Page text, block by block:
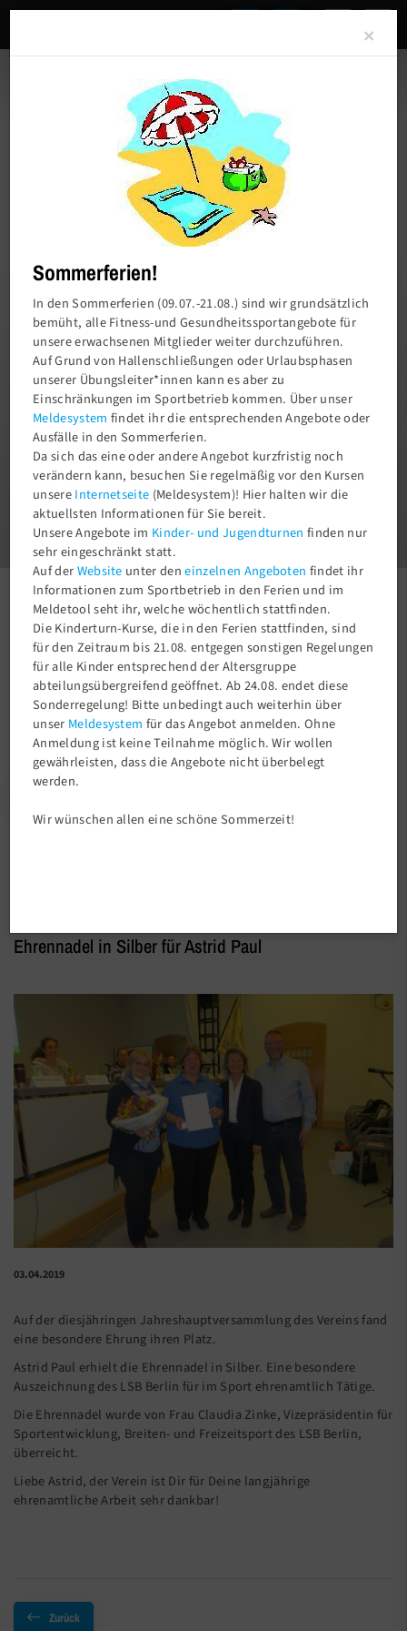
Charlottenburger Turn- und Sportverein von
1858 e.V.
1 3
Aktuelles Newsroom Ehrennadel in Silber für Astrid Paul
Ehrennadel in Silber für Astrid Paul
03.04.2019
Auf der diesjähringen Jahreshauptversammlung des Vereins fand
eine besondere Ehrung ihren Platz.
Astrid Paul erhielt die Ehrennadel in Silber. Eine besondere
Auszeichnung des LSB Berlin für im Sport ehrenamtlich Tätige.
Die Ehrennadel wurde von Frau Claudia Zinke, Vizepräsidentin für
Sportentwicklung, Breiten- und Freizeitsport des LSB Berlin,
überreicht.
Liebe Astrid, der Verein ist Dir für Deine langjährige
ehrenamtliche Arbeit sehr dankbar!
Zurück
×
Sommerferien!
In den Sommerferien (09.07.-21.08.) sind wir grundsätzlich
bemüht, alle Fitness-und Gesundheitssportangebote für
unsere erwachsenen Mitglieder weiter durchzuführen.
Auf Grund von Hallenschließungen oder Urlaubsphasen
unserer Übungsleiter*innen kann es aber zu
Einschränkungen im Sportbetrieb kommen. Über unser
Meldesystem findet ihr die entsprechenden Angebote oder
Ausfälle in den Sommerferien.
Da sich das eine oder andere Angebot kurzfristig noch
verändern kann, besuchen Sie regelmäßig vor den Kursen
unsereInternetseite (Meldesystem)! Hier halten wir die
aktuellsten Informationen für Sie bereit.
Unsere Angebote im Kinder- und Jugendturnen finden nur
sehr eingeschränkt statt.
Auf derWebsite unter deneinzelnen Angeboten findet ihr
Informationen zum Sportbetrieb in den Ferien und im
Meldetool seht ihr, welche wöchentlich stattfinden.
Die Kinderturn-Kurse, die in den Ferien stattfinden, sind
für den Zeitraum bis 21.08. entgegen sonstigen Regelungen
für alle Kinder entsprechend der Altersgruppe
abteilungsübergreifend geöffnet. Ab 24.08. endet diese
Sonderregelung! Bitte unbedingt auch weiterhin über
unser Meldesystem für das Angebot anmelden. Ohne
Anmeldung ist keine Teilnahme möglich. Wir wollen
gewährleisten, dass die Angebote nicht überbelegt
werden.
Wir wünschen allen eine schöne Sommerzeit!